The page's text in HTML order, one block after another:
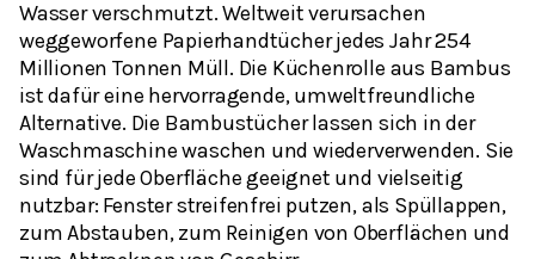
Wasser verschmutzt. Weltweit verursachen
weggeworfene Papierhandtücher jedes Jahr 254
Millionen Tonnen Müll. Die Küchenrolle aus Bambus
ist dafür eine hervorragende, umweltfreundliche
Alternative. Die Bambustücher lassen sich in der
Waschmaschine waschen und wiederverwenden. Sie
sind für jede Oberfläche geeignet und vielseitig
nutzbar: Fenster streifenfrei putzen, als Spüllappen,
zum Abstauben, zum Reinigen von Oberflächen und